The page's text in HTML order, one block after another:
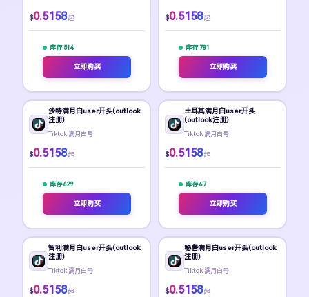
$0.5158 起
库存 514
立即购买
$0.5158 起
库存 781
立即购买
沙特满月白user开头(outlook
注册)
Tiktok 满月白号
$0.5158 起
库存 629
立即购买
土耳其满月白user开头
(outlook注册)
Tiktok 满月白号
$0.5158 起
库存 67
立即购买
智利满月白user开头(outlook
注册)
Tiktok 满月白号
$0.5158 起
秘鲁满月白user开头(outlook
注册)
Tiktok 满月白号
$0.5158 起